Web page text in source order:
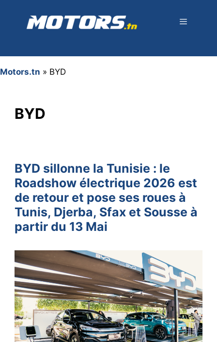
contenu
Motors.tn » BYD
BYD
BYD sillonne la Tunisie : le
Roadshow électrique 2026 est
de retour et pose ses roues à
Tunis, Djerba, Sfax et Sousse à
partir du 13 Mai